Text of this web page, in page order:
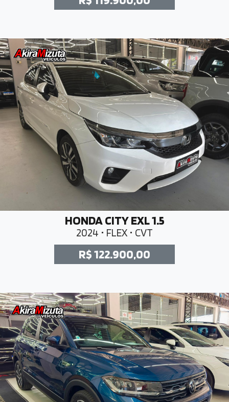
HONDA CITY EXL 1.5
2024 • FLEX • CVT
R$ 122.900,00